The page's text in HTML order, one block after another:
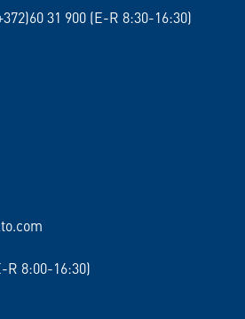
31 900 (E-R 8:30-16:30)
R 8:00-16:30)